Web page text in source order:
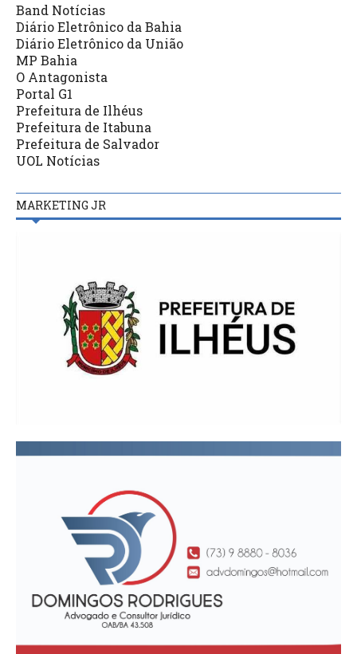
Band Notícias
Diário Eletrônico da Bahia
Diário Eletrônico da União
MP Bahia
O Antagonista
Portal G1
Prefeitura de Ilhéus
Prefeitura de Itabuna
Prefeitura de Salvador
UOL Notícias
MARKETING JR